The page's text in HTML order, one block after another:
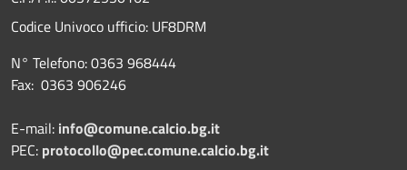
Codice Univoco ufficio: UF8DRM
N° Telefono: 0363 968444
Fax: 0363 906246
E-mail: info@comune.calcio.bg.it
PEC: protocollo@pec.comune.calcio.bg.it